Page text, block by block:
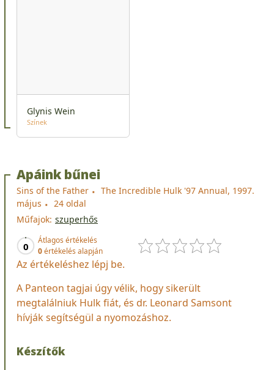
Glynis Wein
Színek
Apáink bűnei
Sins of the Father
The Incredible Hulk '97 Annual, 1997.
május
24 oldal
Műfajok: szuperhős
0
Átlagos értékelés
0értékelés alapján
Az értékeléshez lépj be.
A Panteon tagjai úgy vélik, hogy sikerült
megtalálniuk Hulk fiát, és dr. Leonard Samsont
hívják segítségül a nyomozáshoz.
Készítők